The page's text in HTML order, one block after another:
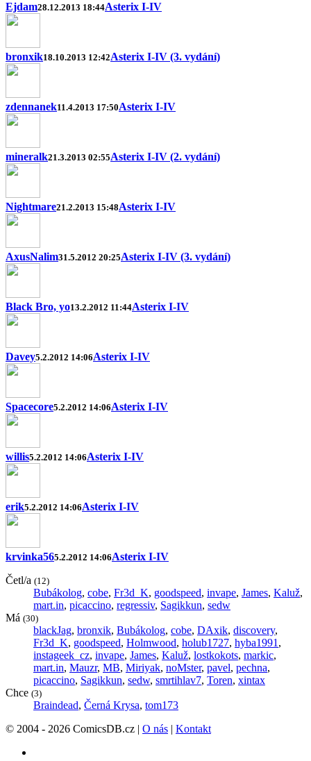
Ejdam28.12.2013 18:44Asterix I-IV
bronxik18.10.2013 12:42Asterix I-IV (3. vydání)
zdennanek11.4.2013 17:50Asterix I-IV
mineralk21.3.2013 02:55Asterix I-IV (2. vydání)
Nightmare21.2.2013 15:48Asterix I-IV
AxusNalim31.5.2012 20:25Asterix I-IV (3. vydání)
Black Bro, yo13.2.2012 11:44Asterix I-IV
Davey5.2.2012 14:06Asterix I-IV
Spacecore5.2.2012 14:06Asterix I-IV
willis5.2.2012 14:06Asterix I-IV
erik5.2.2012 14:06Asterix I-IV
krvinka565.2.2012 14:06Asterix I-IV
Četl/a (12)
Bubákolog, cobe, Fr3d_K, goodspeed, invape, James, Kaluž,
mart.in, picaccino, regressiv, Sagikkun, sedw
Má (30)
blackJag, bronxik, Bubákolog, cobe, DAxik, discovery,
Fr3d_K, goodspeed, Holmwood, holub1727, hyba1991 ,
instageek_cz, invape, James, Kaluž, lostkokots, markic,
mart.in, Mauzr, MB, Miriyak, noMster, pavel, pechna,
picaccino, Sagikkun, sedw, smrtihlav7, Toren, xintax
Chce (3)
Braindead, Černá Krysa, tom173
© 2004 - 2026 ComicsDB.cz | O nás | Kontakt